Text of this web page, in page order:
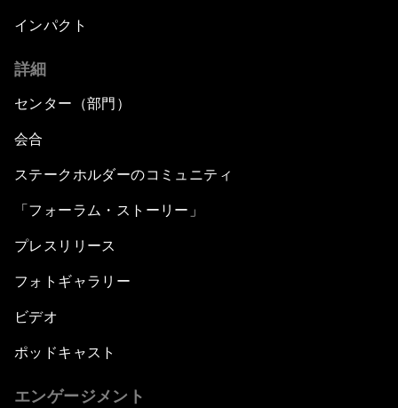
インパクト
詳細
センター（部門）
会合
ステークホルダーのコミュニティ
「フォーラム・ストーリー」
プレスリリース
フォトギャラリー
ビデオ
ポッドキャスト
エンゲージメント